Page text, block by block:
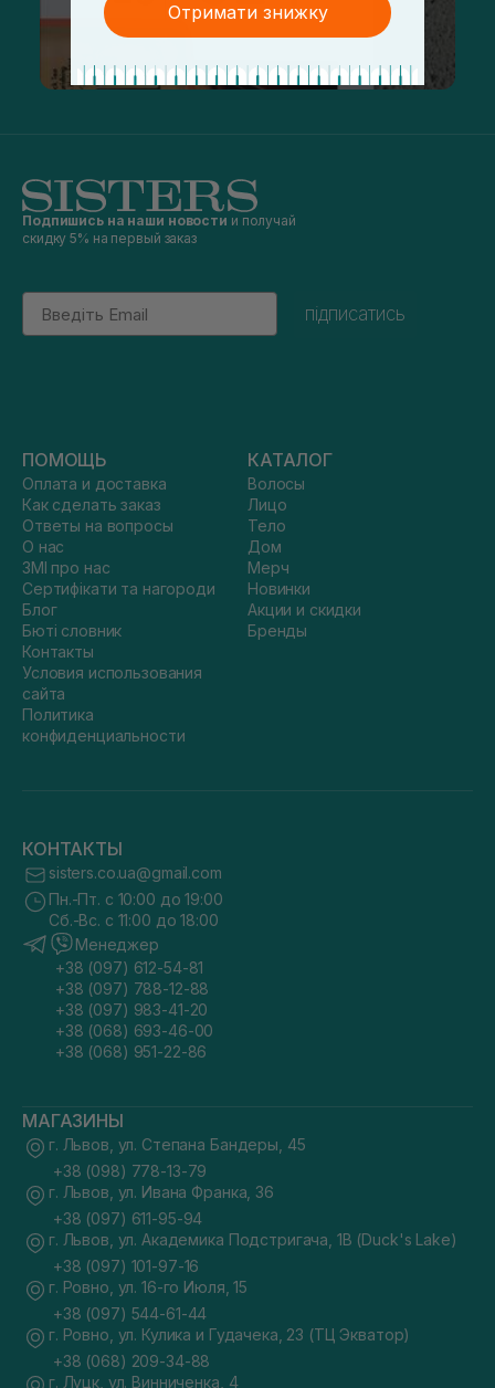
Подпишись на наши новости и получай
скидку 5% на первый заказ
Email
підписатись
ПОМОЩЬ
Оплата и доставка
Как сделать заказ
Ответы на вопросы
О нас
ЗМІ про нас
Сертифікати та нагороди
Блог
Бюті словник
Контакты
Условия использования
сайта
Политика
конфиденциальности
КАТАЛОГ
Волосы
Лицо
Тело
Дом
Мерч
Новинки
Акции и скидки
Бренды
КОНТАКТЫ
sisters.co.ua@gmail.com
Пн.-Пт. с 10:00 до 19:00
Сб.-Вс. с 11:00 до 18:00
Менеджер
+38 (097) 612-54-81
+38 (097) 788-12-88
+38 (097) 983-41-20
+38 (068) 693-46-00
+38 (068) 951-22-86
МАГАЗИНЫ
г. Львов, ул. Степана Бандеры, 45
+38 (098) 778-13-79
г. Львов, ул. Ивана Франка, 36
+38 (097) 611-95-94
г. Львов, ул. Академика Подстригача, 1В (Duck's Lake)
+38 (097) 101-97-16
г. Ровно, ул. 16-го Июля, 15
+38 (097) 544-61-44
г. Ровно, ул. Кулика и Гудачека, 23 (ТЦ Экватор)
+38 (068) 209-34-88
г. Луцк, ул. Винниченка, 4
Отримати знижку